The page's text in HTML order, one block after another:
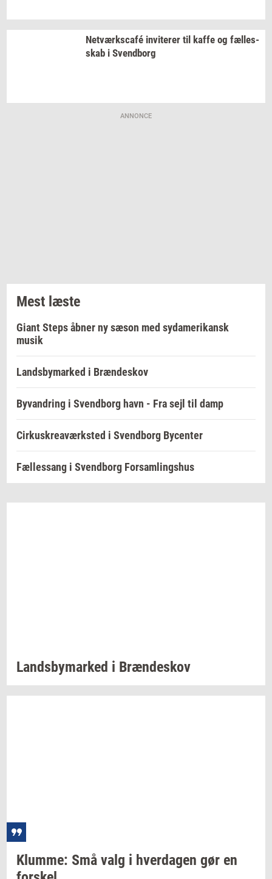
Netværkscafé in­vi­te­rer til kaffe og fæl­les­
skab i Svend­borg
ANNONCE
Mest læste
Giant Steps åbner ny sæson med sydamerikansk
musik
Landsbymarked i Brændeskov
Byvandring i Svendborg havn - Fra sejl til damp
Cirkuskreaværksted i Svendborg Bycenter
Fællessang i Svendborg Forsamlingshus
Lands­by­mar­ked i Bræn­de­skov
Klum­me: Små valg i hver­da­gen gør en